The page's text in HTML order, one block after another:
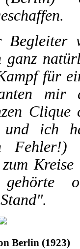
Begleiter
ganz
für
mir
Clique
ich
Fehler!)
Kreise
gehörte
Berlin (1923)